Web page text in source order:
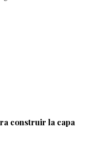
construir la capa